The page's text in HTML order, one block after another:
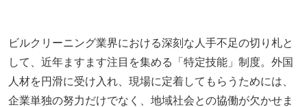
ビルクリーニング業界における深刻な人手不足の切り札と
して、近年ますます注目を集める「特定技能」制度。外国
人材を円滑に受け入れ、現場に定着してもらうためには、
企業単独の努力だけでなく、地域社会との協働が欠かせま